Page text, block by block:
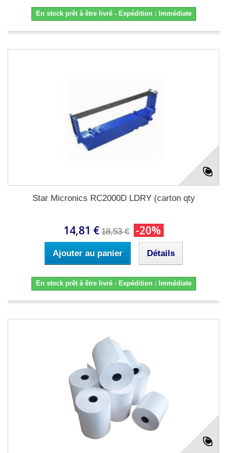
En stock prêt à être livré - Expédition : Immédiate
Star Micronics RC2000D LDRY (carton qty
14,81 € 18,53 € -20%
Ajouter au panier Détails
En stock prêt à être livré - Expédition : Immédiate